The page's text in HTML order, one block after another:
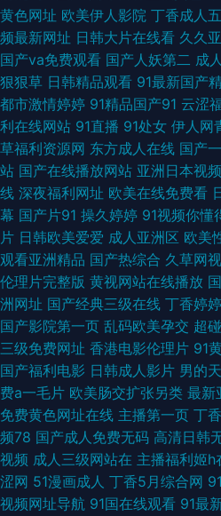
妈妈 91青娱乐吧 国产情侣自拍在线92
网 蜜桃麻豆 最新黑料AV在线网站 超碰在
av福利免费 91微拍福利 男人av在线网址
丝袜 玖玖伊人热 亚洲狼人射区 欧美性
香 国产一区二区三四区 欧美成人免费专区
页 性欧美第二页 91视频免费入口 91你免
本道成人AV 成人第二免费视频 无码官网
福利人妻 91精品国产白丝袜 超碰国产在
一级三 男人天堂社区5月天 日本女人国产
线直播 91噜在线观看 91小视頻 导航福利
视频 瑟瑟综合网 91视频国产熟女 日韩免
源总站 狠狠插草 福利姬av 国产成人三级
黄色网址 欧美伊人影院 丁香成人
频最新网址 日韩大片在线看 久久
国产va免费观看 国产人妖第二 成
狠狠草 日韩精品观看 91最新国产
都市激情婷婷 91精品国产91 云涩
利在线网站 91直播 91处女 伊人网
草福利资源网 东方成人在线 国产
站 国产在线播放网站 亚洲日本视频
线 深夜福利网址 欧美在线免费看
幕 国产片91 操久婷婷 91视频你懂
片 日韩欧美爱爱 成人亚洲区 欧美
观看亚洲精品 国产热综合 久草网
伦理片完整版 黄视网站在线播放
洲网址 国产经典三级在线 丁香婷
国产影院第一页 乱码欧美孕交 超
三级免费网址 香港电影伦理片 91
国产福利电影 日韩成人影片 男的
费a一毛片 欧美肠交扩张另类 最新
免费黄色网址在线 主播第一页 丁
频78 国产成人免费无码 高清日韩
视频 成人三级网站在 主播福利姬h
涩网 51漫画成人 丁香5月综合网
视频网址导航 91国在线观看 91最